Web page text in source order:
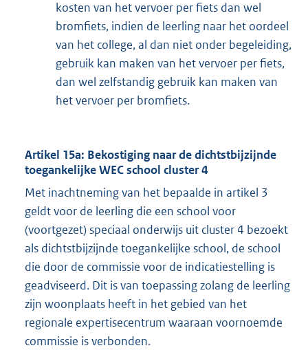
kosten van het vervoer per fiets dan wel
bromfiets, indien de leerling naar het oordeel
van het college, al dan niet onder begeleiding,
gebruik kan maken van het vervoer per fiets,
dan wel zelfstandig gebruik kan maken van
het vervoer per bromfiets.
Artikel 15a: Bekostiging naar de dichtstbijzijnde
toegankelijke WEC school cluster 4
Met inachtneming van het bepaalde in artikel 3
geldt voor de leerling die een school voor
(voortgezet) speciaal onderwijs uit cluster 4 bezoekt
als dichtstbijzijnde toegankelijke school, de school
die door de commissie voor de indicatiestelling is
geadviseerd. Dit is van toepassing zolang de leerling
zijn woonplaats heeft in het gebied van het
regionale expertisecentrum waaraan voornoemde
commissie is verbonden.